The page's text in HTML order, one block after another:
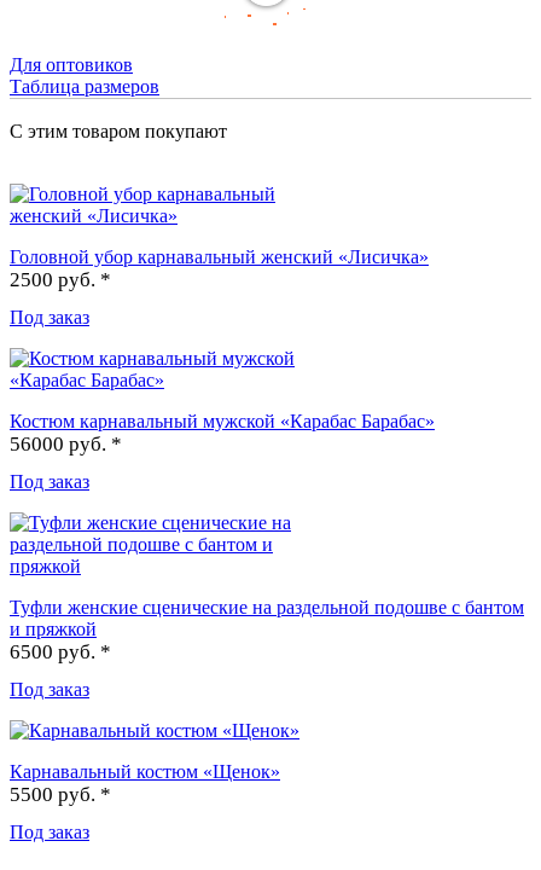
Для оптовиков
Таблица размеров
С этим товаром покупают
Головной убор карнавальный женский «Лисичка»
2500 руб. *
Под заказ
Костюм карнавальный мужской «Карабас Барабас»
56000 руб. *
Под заказ
Туфли женские сценические на раздельной подошве с бантом
и пряжкой
6500 руб. *
Под заказ
Карнавальный костюм «Щенок»
5500 руб. *
Под заказ